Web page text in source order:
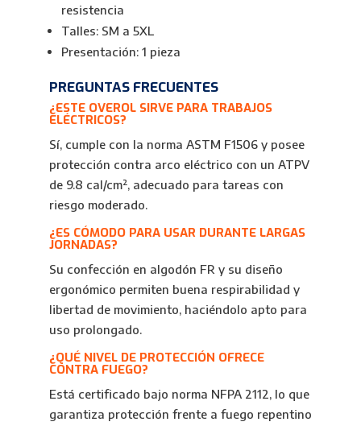
resistencia
Talles: SM a 5XL
Presentación: 1 pieza
PREGUNTAS FRECUENTES
¿ESTE OVEROL SIRVE PARA TRABAJOS
ELÉCTRICOS?
Sí, cumple con la norma ASTM F1506 y posee
protección contra arco eléctrico con un ATPV
de 9.8 cal/cm², adecuado para tareas con
riesgo moderado.
¿ES CÓMODO PARA USAR DURANTE LARGAS
JORNADAS?
Su confección en algodón FR y su diseño
ergonómico permiten buena respirabilidad y
libertad de movimiento, haciéndolo apto para
uso prolongado.
¿QUÉ NIVEL DE PROTECCIÓN OFRECE
CONTRA FUEGO?
Está certificado bajo norma NFPA 2112, lo que
garantiza protección frente a fuego repentino